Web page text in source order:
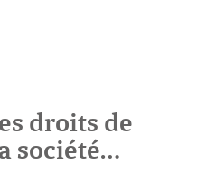
droits de
société